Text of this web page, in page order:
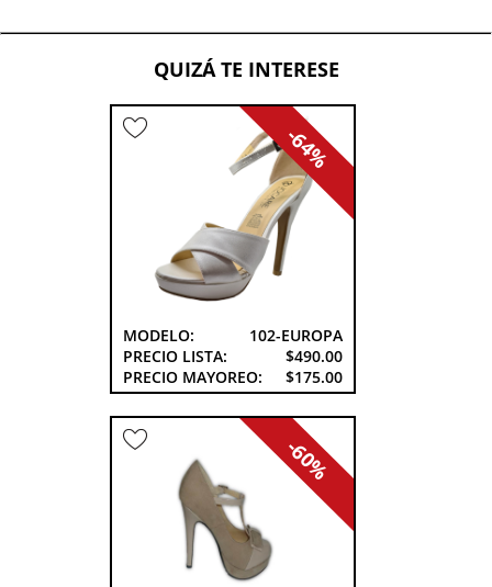
QUIZÁ TE INTERESE
-64%
MODELO:
102-EUROPA
PRECIO LISTA:
$490.00
PRECIO MAYOREO:
$175.00
-60%